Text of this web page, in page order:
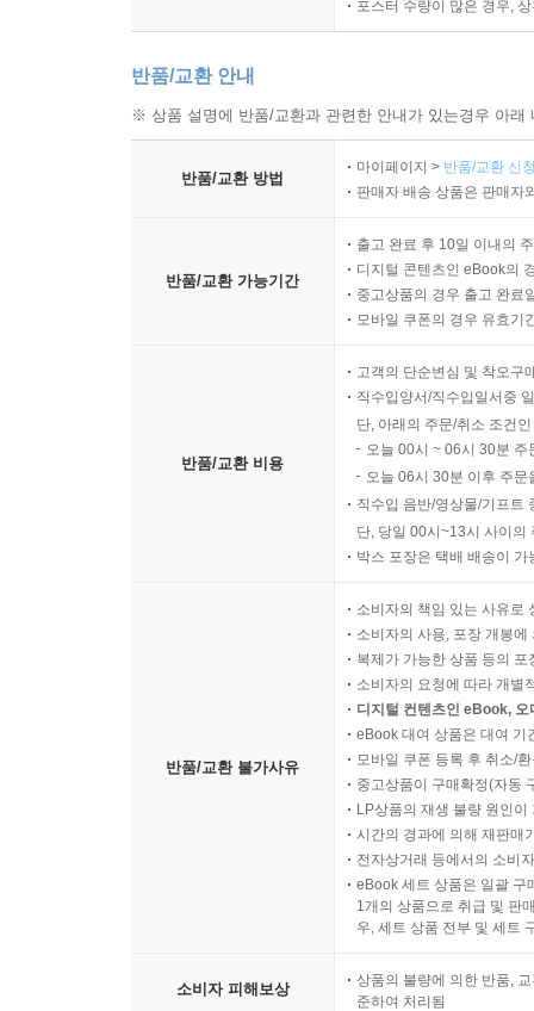
포스터 수량이 많은 경우,
반품/교환 안내
※ 상품 설명에 반품/교환과 관련한 안내가 있는경우 아
반품/교환 방법
마이페이지 > 반품/교환 신
판매자 배송 상품은 판매자
반품/교환 가능기간
출고 완료 후 10일 이내의
디지털 콘텐츠인 eBook의
중고상품의 경우 출고 완료
모바일 쿠폰의 경우 유효기
반품/교환 비용
고객의 단순변심 및 착오구
직수입양서/직수입일서중
단, 아래의 주문/취소 조건
오늘 00시 ~ 06시 30분
오늘 06시 30분 이후 주
직수입 음반/영상물/기프트
단, 당일 00시~13시 사이의
박스 포장은 택배 배송이
반품/교환 불가사유
소비자의 책임 있는 사유로
소비자의 사용, 포장 개봉
복제가 가능한 상품 등의
소비자의 요청에 따라 개별
디지털 컨텐츠인 eBook,
eBook 대여 상품은 대여 기
모바일 쿠폰 등록 후 취소/
중고상품이 구매확정(자동
LP상품의 재생 불량 원인
시간의 경과에 의해 재판매
전자상거래 등에서의 소비
eBook 세트 상품은 일괄 구
1개의 상품으로 취급 및 판
우, 세트 상품 전부 및 세트
소비자 피해보상
상품의 불량에 의한 반품,
준하여 처리됨